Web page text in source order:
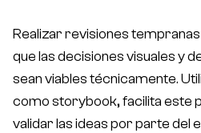
Realizar revisiones
que las decisiones visuales y
sean viables técnicamente.
como storybook, facilita este
validar las ideas por parte del